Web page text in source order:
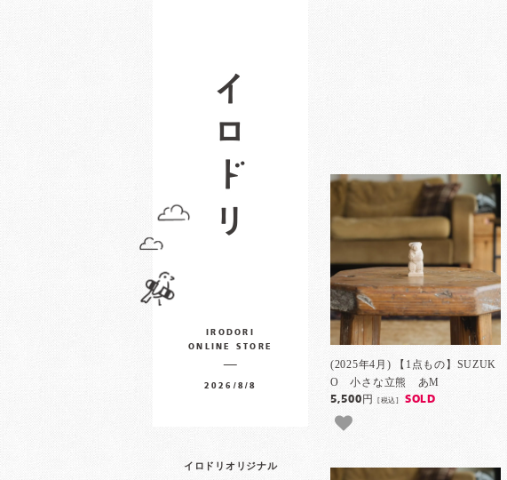
IRODORI
ONLINE STORE
2026/8/8
イロドリオリジナル
(2025年4月) 【1点もの】SUZUK
O 小さな立熊 あM
5,500円[税込] SOLD